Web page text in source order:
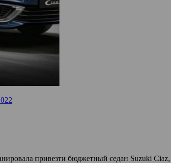
привезти бюджетный седан Suzuki